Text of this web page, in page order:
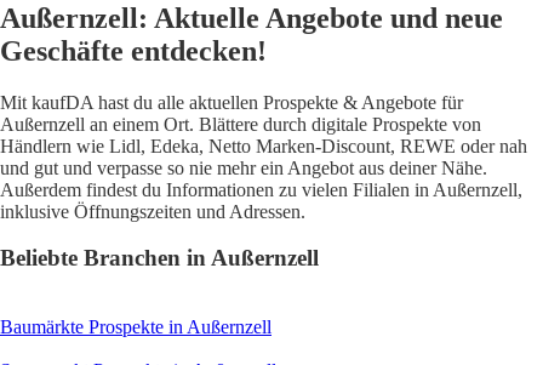
Außernzell: Aktuelle Angebote und neue
Geschäfte entdecken!
Mit kaufDA hast du alle aktuellen Prospekte & Angebote für
Außernzell an einem Ort. Blättere durch digitale Prospekte von
Händlern wie Lidl, Edeka, Netto Marken-Discount, REWE oder nah
und gut und verpasse so nie mehr ein Angebot aus deiner Nähe.
Außerdem findest du Informationen zu vielen Filialen in Außernzell,
inklusive Öffnungszeiten und Adressen.
Beliebte Branchen in Außernzell
Baumärkte Prospekte in Außernzell